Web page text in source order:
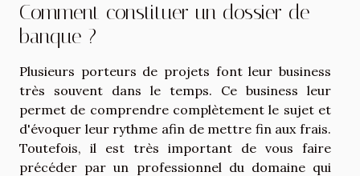
Comment constituer un dossier de
banque ?
Plusieurs porteurs de projets font leur business
très souvent dans le temps. Ce business leur
permet de comprendre complètement le sujet et
d'évoquer leur rythme afin de mettre fin aux frais.
Toutefois, il est très important de vous faire
précéder par un professionnel du domaine qui